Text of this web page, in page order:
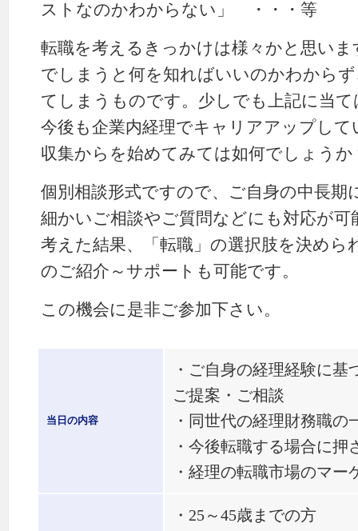
ストなのかわからない」 ・・・等
転職を考えるきっかけは様々かと思い
でしまうと何を知ればいいのかわから
てしまうものです。少しでも上記に当
今後も企業内経理でキャリアアップし
収集からを始めてみては如何でしょうか
個別相談形式ですので、ご自身の中長期
細かいご相談やご質問などにも対応が
考えた結果、「転職」の選択肢を決めら
のご紹介～サポートも可能です。
この機会に是非ご参加下さい。
当日の内容
・ご自身の経理経験に
ご提案・ご相談
・同世代の経理財務職
・今後転職する場合に
・経理の転職市場のマ
・25～45歳までの方